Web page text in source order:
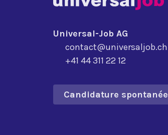
Universal-Job AG
contact@universaljob.ch
+41 44 311 22 12
Candidature spontanée